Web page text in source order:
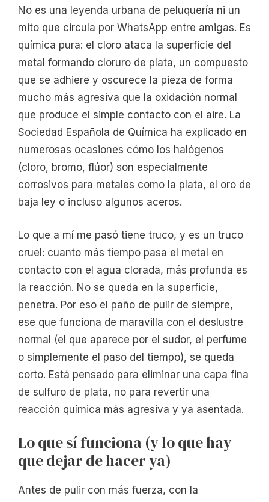
No es una leyenda urbana de peluquería ni un
mito que circula por WhatsApp entre amigas. Es
química pura: el cloro ataca la superficie del
metal formando cloruro de plata, un compuesto
que se adhiere y oscurece la pieza de forma
mucho más agresiva que la oxidación normal
que produce el simple contacto con el aire. La
Sociedad Española de Química ha explicado en
numerosas ocasiones cómo los halógenos
(cloro, bromo, flúor) son especialmente
corrosivos para metales como la plata, el oro de
baja ley o incluso algunos aceros.
Lo que a mí me pasó tiene truco, y es un truco
cruel: cuanto más tiempo pasa el metal en
contacto con el agua clorada, más profunda es
la reacción. No se queda en la superficie,
penetra. Por eso el paño de pulir de siempre,
ese que funciona de maravilla con el deslustre
normal (el que aparece por el sudor, el perfume
o simplemente el paso del tiempo), se queda
corto. Está pensado para eliminar una capa fina
de sulfuro de plata, no para revertir una
reacción química más agresiva y ya asentada.
Lo que sí funciona (y lo que hay
que dejar de hacer ya)
Antes de pulir con más fuerza, con la